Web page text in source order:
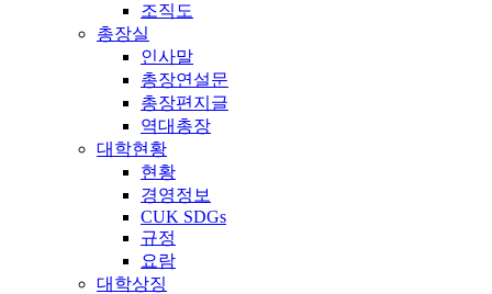
조직도
총장실
인사말
총장연설문
총장편지글
역대총장
대학현황
현황
경영정보
CUK SDGs
규정
요람
대학상징